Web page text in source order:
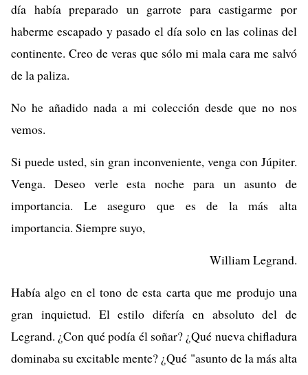
día había preparado un garrote para castigarme por
haberme escapado y pasado el día solo en las colinas del
continente. Creo de veras que sólo mi mala cara me salvó
de la paliza.
No he añadido nada a mi colección desde que no nos
vemos.
Si puede usted, sin gran inconveniente, venga con Júpiter.
Venga. Deseo verle esta noche para un asunto de
importancia. Le aseguro que es de la más alta
importancia. Siempre suyo,
William Legrand.
Había algo en el tono de esta carta que me produjo una
gran inquietud. El estilo difería en absoluto del de
Legrand. ¿Con qué podía él soñar? ¿Qué nueva chifladura
dominaba su excitable mente? ¿Qué "asunto de la más alta